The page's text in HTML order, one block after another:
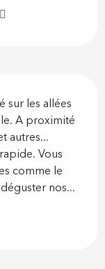
sur les allées
A proximité
autres...
Vous
comme le
nos...